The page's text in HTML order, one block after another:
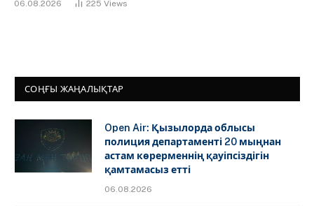
06.08.2026 225 Views
СОҢҒЫ ЖАҢАЛЫҚТАР
Open Air: Қызылорда облысы
полиция департаменті 20 мыңнан
астам көрерменнің қауіпсіздігін
қамтамасыз етті
06.08.2026